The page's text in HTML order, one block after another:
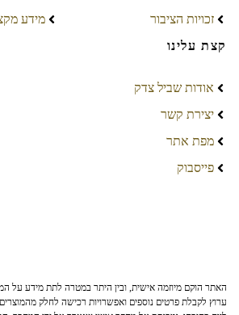
זכויות הציבור
מידע
קצת עלינו
אודות שביל צדק
יצירת קשר
מפת אתר
פייסבוק
האתר הוקם מיוזמה אישית, ובין היתר במטרה לתת מידע על
ערוץ לקבלת פרטים נוספים ואפשרויות רכישה לחלק מהמוצרים